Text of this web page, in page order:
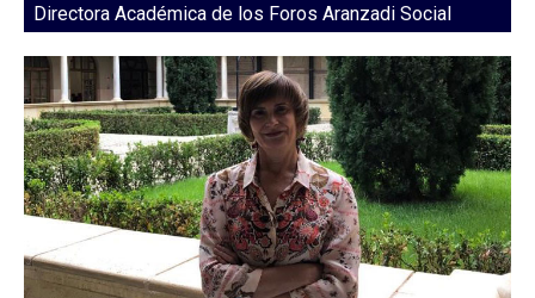
Directora Académica de los Foros Aranzadi Social